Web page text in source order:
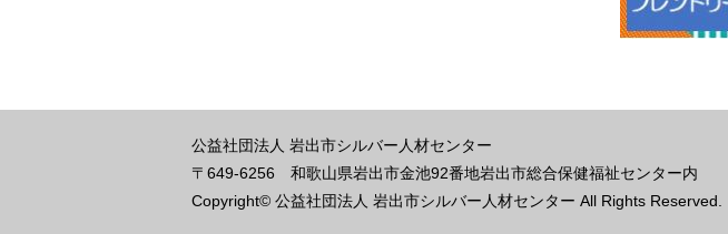
公益社団法人 岩出市シルバー人材センター
〒649-6256
和歌山県岩出市金池92番地岩出市総合保健福祉センター内
Copyright© 公益社団法人 岩出市シルバー人材センター All Rights Reserved.